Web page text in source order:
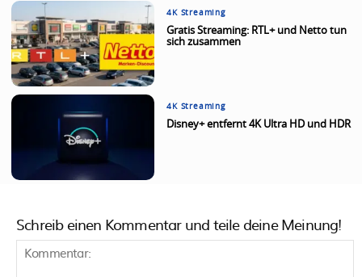
4K Streaming
Gratis Streaming: RTL+ und Netto tun
sich zusammen
4K Streaming
Disney+ entfernt 4K Ultra HD und HDR
Schreib einen Kommentar und teile deine Meinung!